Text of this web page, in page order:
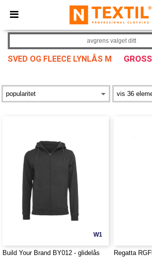
× Ntextil-app
Bedre priser i appen!
SVED OG FLEECE LYNLÅS M
avgrens valget ditt
W1
Build Your Brand BY012 - glidelås
Regatta